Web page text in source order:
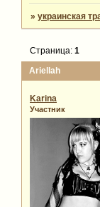
»украинская
Ariellah
Страница:1
Karina
Участник